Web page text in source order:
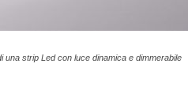
strip Led con luce dinamica e dimmerabile